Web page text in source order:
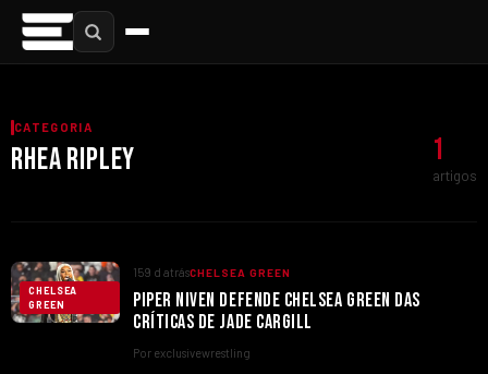
CATEGORIA
RHEA RIPLEY 1
artigos
CHELSEA
GREEN
159 d atrásCHELSEA GREEN
PIPER NIVEN DEFENDE CHELSEA GREEN DAS
CRÍTICAS DE JADE CARGILL
Por exclusivewrestling